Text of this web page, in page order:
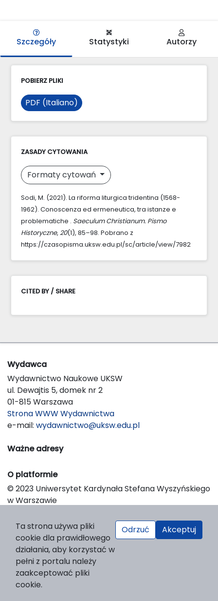
Szczegóły Statystyki Autorzy
POBIERZ PLIKI
PDF (Italiano)
ZASADY CYTOWANIA
Formaty cytowań
Sodi, M. (2021). La riforma liturgica tridentina (1568-
1962). Conoscenza ed ermeneutica, tra istanze e
problematiche . Saeculum Christianum. Pismo
Historyczne, 20(1), 85–98. Pobrano z
https://czasopisma.uksw.edu.pl/sc/article/view/7982
CITED BY / SHARE
Wydawca
Wydawnictwo Naukowe UKSW
ul. Dewajtis 5, domek nr 2
01-815 Warszawa
Strona WWW Wydawnictwa
e-mail: wydawnictwo@uksw.edu.pl
Ważne adresy
O platformie
© 2023 Uniwersytet Kardynała Stefana Wyszyńskiego
w Warszawie
Platform & Workflow by OJS/PKP
Ta strona używa pliki
cookie dla prawidłowego
działania, aby korzystać w
pełni z portalu należy
zaakceptować pliki
cookie.
Odrzuć Akceptuj